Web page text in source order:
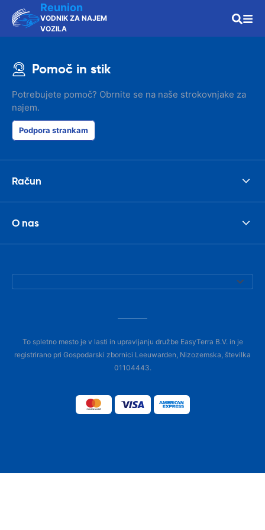
Reunion
VODNIK ZA NAJEM
VOZILA
Pomoč in stik
Potrebujete pomoč? Obrnite se na naše strokovnjake za
najem.
Podpora strankam
Račun
O nas
To spletno mesto je v lasti in upravljanju družbe EasyTerra B.V. in je
registrirano pri Gospodarski zbornici Leeuwarden, Nizozemska, številka
01104443.